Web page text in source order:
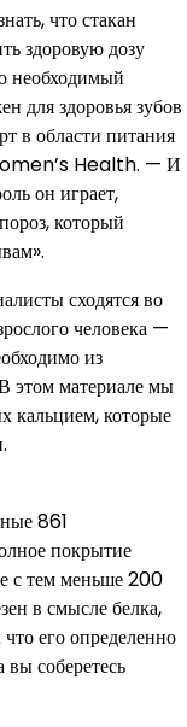
что стакан
здоровую дозу
необходимый
для здоровья зубов
в области питания
Health. — И
он играет,
который
сходятся во
человека —
из
этом материале мы
кальцием, которые
861
покрытие
с тем меньше 200
в смысле белка,
его определенно
вы соберетесь